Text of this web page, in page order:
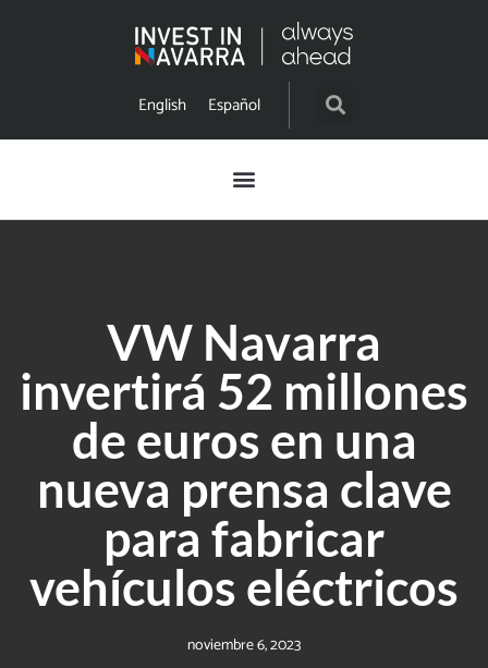
English Español
VW Navarra
invertirá 52 millones
de euros en una
nueva prensa clave
para fabricar
vehículos eléctricos
noviembre 6, 2023